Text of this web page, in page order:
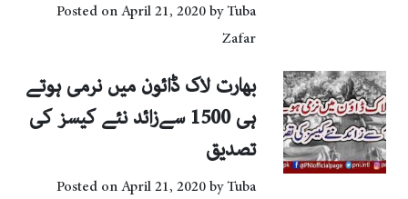
Posted onApril 21, 2020byTuba
Zafar
بھارت لاک ڈائون میں نرمی ہوتے
ہی 1500 سےزائد نئے کیسز کی
تصدیق
Posted onApril 21, 2020byTuba